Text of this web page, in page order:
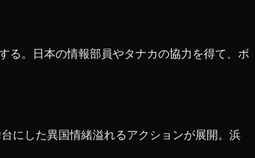
る。日本の情報部員やタナカの協力を得て、ボ
にした異国情緒溢れるアクションが展開。浜